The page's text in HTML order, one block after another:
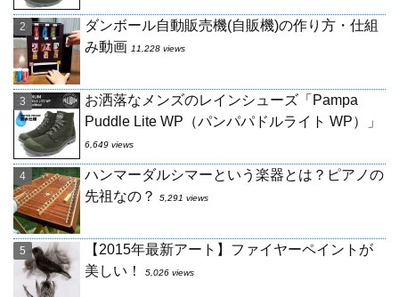
ダンボール自動販売機(自販機)の作り方・仕組
み動画 11,228 views
お洒落なメンズのレインシューズ「Pampa
Puddle Lite WP（パンパパドルライト WP）」
6,649 views
ハンマーダルシマーという楽器とは？ピアノの
先祖なの？
5,291 views
【2015年最新アート】ファイヤーペイントが
美しい！
5,026 views